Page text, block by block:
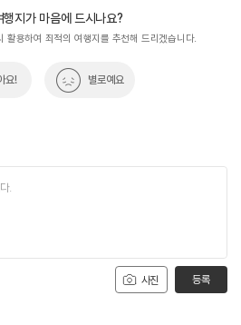
행지가 마음에 드시나요?
활용하여 최적의 여행지를 추천해 드리겠습니다.
요! 별로예요
사진 등록